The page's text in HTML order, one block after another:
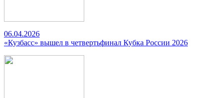
06.04.2026
«Кузбасс» вышел в четвертьфинал Кубка России 2026